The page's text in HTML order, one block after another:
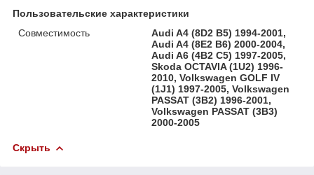
Пользовательские характеристики
Совместимость
Audi A4 (8D2 B5) 1994-2001,
Audi A4 (8E2 B6) 2000-2004,
Audi A6 (4B2 C5) 1997-2005,
Skoda OCTAVIA (1U2) 1996-
2010, Volkswagen GOLF IV
(1J1) 1997-2005, Volkswagen
PASSAT (3B2) 1996-2001,
Volkswagen PASSAT (3B3)
2000-2005
Скрыть